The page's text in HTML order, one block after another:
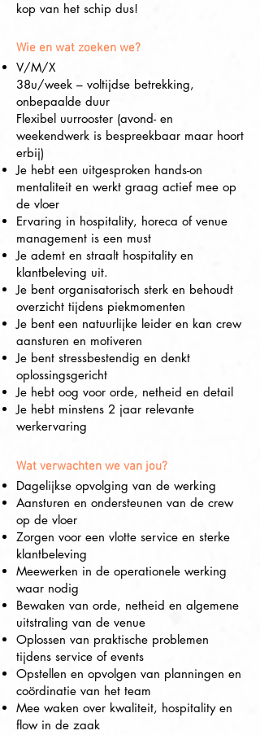
kop van het schip dus!
Wie en wat zoeken we?
V/M/X
38u/week – voltijdse betrekking,
onbepaalde duur
Flexibel uurrooster (avond- en
weekendwerk is bespreekbaar maar hoort
erbij)
Je hebt een uitgesproken hands-on
mentaliteit en werkt graag actief mee op
de vloer
Ervaring in hospitality, horeca of venue
management is een must
Je ademt en straalt hospitality en
klantbeleving uit.
Je bent organisatorisch sterk en behoudt
overzicht tijdens piekmomenten
Je bent een natuurlijke leider en kan crew
aansturen en motiveren
Je bent stressbestendig en denkt
oplossingsgericht
Je hebt oog voor orde, netheid en detail
Je hebt minstens 2 jaar relevante
werkervaring
Wat verwachten we van jou?
Dagelijkse opvolging van de werking
Aansturen en ondersteunen van de crew
op de vloer
Zorgen voor een vlotte service en sterke
klantbeleving
Meewerken in de operationele werking
waar nodig
Bewaken van orde, netheid en algemene
uitstraling van de venue
Oplossen van praktische problemen
tijdens service of events
Opstellen en opvolgen van planningen en
coördinatie van het team
Mee waken over kwaliteit, hospitality en
flow in de zaak